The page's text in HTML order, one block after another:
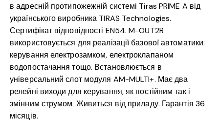
в адресній протипожежній системі Tiras PRIME A від
українського виробника TIRAS Technologies.
Сертифікат відповідності EN54. M-OUT2R
використовується для реалізації базової автоматики:
керування електрозамком, електроклапаном
водопостачання тощо. Встановлюється в
універсальний слот модуля AM-MULTI+. Має два
релейні виходи для керування, як постійним так і
змінним струмом. Живиться від приладу. Гарантія 36
місяців.